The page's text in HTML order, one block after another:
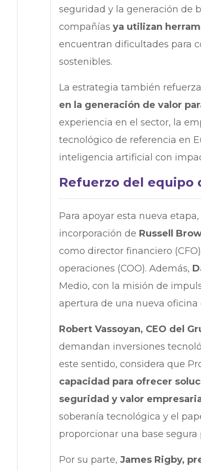
seguridad y la generación de
compañías ya utilizan
encuentran dificultades para
sostenibles.
La estrategia también
en la generación de valor
experiencia en el sector, la
tecnológico de referencia en
inteligencia artificial con
Refuerzo del equipo
Para apoyar esta nueva
incorporación de Russell
como director financiero
operaciones (COO). Además,
Medio, con la misión de
apertura de una nueva oficina
Robert Vassoyan, CEO del
demandan inversiones
este sentido, considera que
capacidad para ofrecer
seguridad y valor
soberanía tecnológica y el
proporcionar una base segura
Por su parte, James Rigby,